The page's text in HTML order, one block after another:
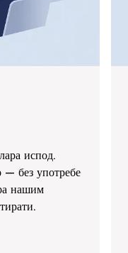
испод.
— без употребе
нашим